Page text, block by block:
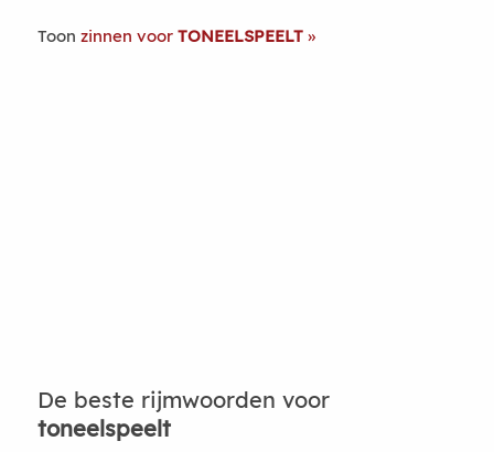
Toon zinnen voor TONEELSPEELT
De beste rijmwoorden voor
toneelspeelt